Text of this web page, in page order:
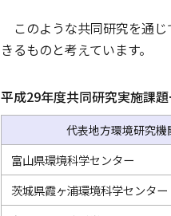
このような共同研究を通じ
きるものと考えています。
平成29年度共同研究実施課題
代表地方環境研究機
富山県環境科学センター
茨城県霞ヶ浦環境科学センター